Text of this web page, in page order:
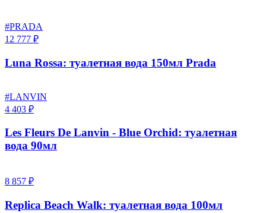
#PRADA
12 777 ₽
Luna Rossa: туалетная вода 150мл Prada
#LANVIN
4 403 ₽
Les Fleurs De Lanvin - Blue Orchid: туалетная
вода 90мл
8 857 ₽
Replica Beach Walk: туалетная вода 100мл